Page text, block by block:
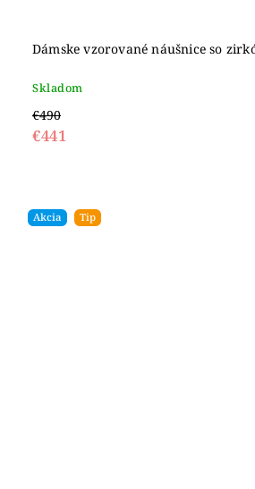
Dámske vzorované náušnice so
Skladom
€490
€441
Akcia Tip